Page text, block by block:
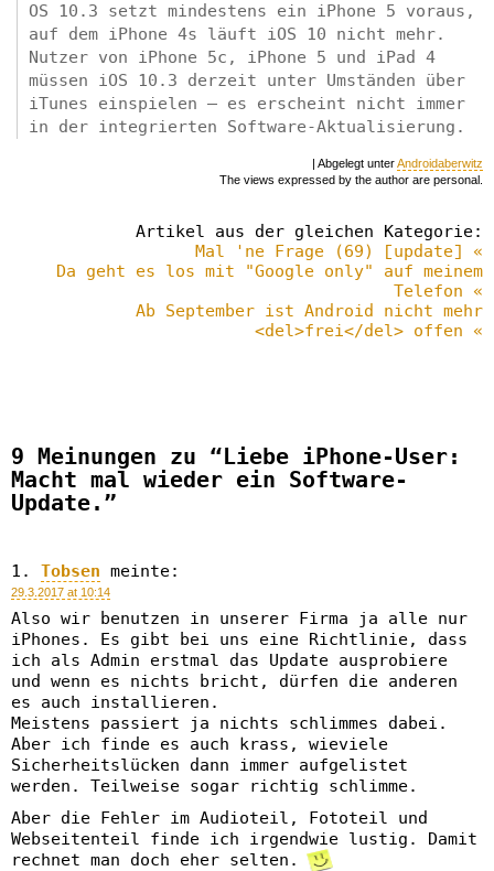
OS 10.3 setzt mindestens ein iPhone 5 voraus,
auf dem iPhone 4s läuft iOS 10 nicht mehr.
Nutzer von iPhone 5c, iPhone 5 und iPad 4
müssen iOS 10.3 derzeit unter Umständen über
iTunes einspielen – es erscheint nicht immer
in der integrierten Software-Aktualisierung.
| Abgelegt unterAndroidaberwitz
The views expressed by the author are personal.
Artikel aus der gleichen Kategorie:
Mal 'ne Frage (69) [update] «
Da geht es los mit "Google only" auf meinem
Telefon «
Ab September ist Android nicht mehr
<del>frei</del> offen «
9 Meinungen zu “Liebe iPhone-User:
Macht mal wieder ein Software-
Update.”
Tobsen meinte:
29.3.2017 at 10:14
Also wir benutzen in unserer Firma ja alle nur
iPhones. Es gibt bei uns eine Richtlinie, dass
ich als Admin erstmal das Update ausprobiere
und wenn es nichts bricht, dürfen die anderen
es auch installieren.
Meistens passiert ja nichts schlimmes dabei.
Aber ich finde es auch krass, wieviele
Sicherheitslücken dann immer aufgelistet
werden. Teilweise sogar richtig schlimme.
Aber die Fehler im Audioteil, Fototeil und
Webseitenteil finde ich irgendwie lustig. Damit
rechnet man doch eher selten.